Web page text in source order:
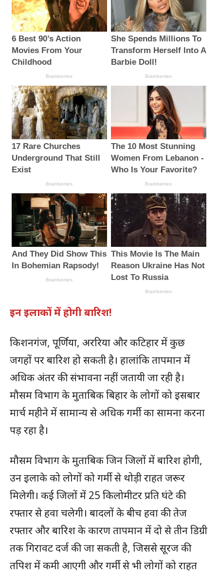
इन इलाकों में होगी बारिश!
किशनगंज, पूर्णिया, अररिया और कटिहार में कुछ
जगहों पर बारिश हो सकती है। हालांकि तापमान में
अधिक अंतर की संभावना नहीं जतायी जा रही है।
मौसम विभाग के मुताबिक बिहार के लोगों को इसबार
मार्च महीने में सामान्य से अधिक गर्मी का सामना करना
पड़ रहा है।
मौसम विभाग के मुताबिक जिन जिलों में बारिश होगी,
उन इलाके को लोगों को गर्मी से थोड़ी राहत जरूर
मिलेगी। कई जिलों में 25 किलोमीटर प्रति घंटे की
रफ्तार से हवा चलेगी। बादलों के बीच हवा की तेज
रफ्तार और बारिश के कारण तापमान में दो से तीन डिग्री
तक गिरावट दर्ज की जा सकती है, जिससे सूरज की
तपिश में कमी आएगी और गर्मी से भी लोगों को राहत